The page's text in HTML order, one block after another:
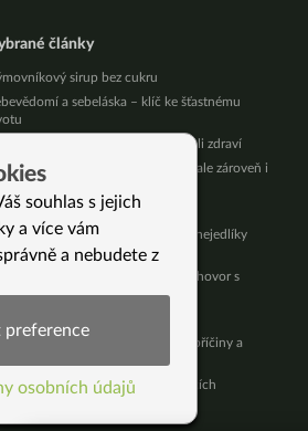
články
sirup bez cukru
a sebeláska – klíč ke šťastnému
jako první odmítl 5G síť – kvůli zdraví
o rebarboře: je zdravá, ale zároveň i
které škodí vaší pleti
strava pro děti – jak na malé nejedlíky
jsem hrobníkovi z lopaty – rozhovor s
Jíchovou
ataka: příznaky, spouštěče, příčiny a
vaření: Jak na polévky v 5 krocích
souhlas s jejich
a více vám
a nebudete z
preference
osobních údajů